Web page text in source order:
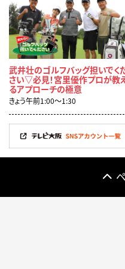
武井壮のゴルフバッグ担いでく
さい▽必見！宮里優作プロが教
るアプローチの極意
きょう午前1:00〜1:30